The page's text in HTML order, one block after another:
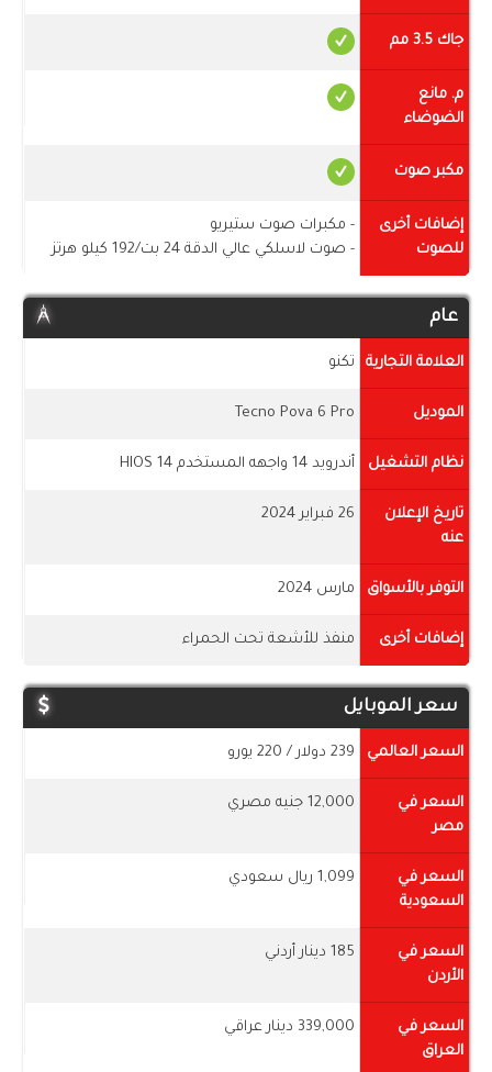
جاك 3.5 مم
م. مانع
الضوضاء
مكبر صوت
إضافات أخرى
للصوت
- مكبرات صوت ستيريو
- صوت لاسلكي عالي الدقة 24 بت/192 كيلو هرتز
عام
العلامة التجارية تكنو
الموديل Tecno Pova 6 Pro
نظام التشغيل أندرويد 14 واجهه المستخدم HIOS 14
تاريخ الإعلان
عنه
26 فبراير 2024
التوفر بالأسواق مارس 2024
إضافات أخرى منفذ للأشعة تحت الحمراء
سعر الموبايل
السعر العالمي 239 دولار / 220 يورو
السعر في
مصر
12,000 جنيه مصري
السعر في
السعودية
1,099 ريال سعودي
السعر في
الأردن
185 دينار أردني
السعر في
العراق
339,000 دينار عراقي